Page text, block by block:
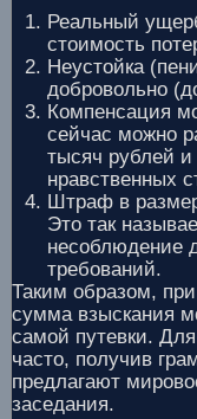
Реальный
стоимость
Неустойка
добровольно
Компенсация
сейчас можно
тысяч рублей
нравственных
Штраф в
Это так
несоблюдение
требований.
Таким образом,
сумма взыскания
самой путевки.
часто, получив
предлагают
заседания.